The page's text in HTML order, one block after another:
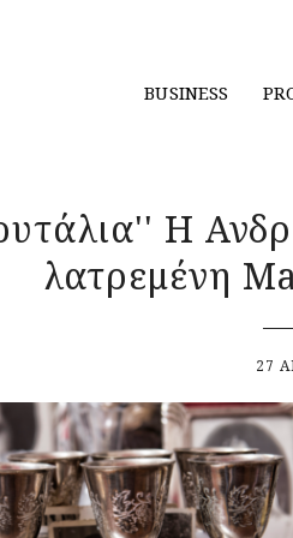
BUSINESS
Η
λατρεμένη
27